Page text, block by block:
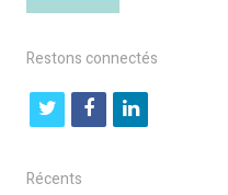
Restons connectés
t
i
f
l
Récents